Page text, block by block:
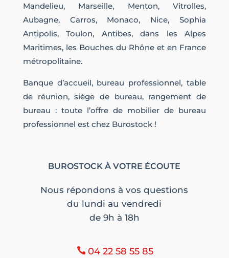
Mandelieu, Marseille, Menton, Vitrolles,
Aubagne, Carros, Monaco, Nice, Sophia
Antipolis, Toulon, Antibes, dans les Alpes
Maritimes, les Bouches du Rhône et en France
métropolitaine.
Banque d’accueil, bureau professionnel, table
de réunion, siège de bureau, rangement de
bureau : toute l’offre de mobilier de bureau
professionnel est chez Burostock !
BUROSTOCK À VOTRE ÉCOUTE
Nous répondons à vos questions
du lundi au vendredi
de 9h à 18h
04 22 58 55 85